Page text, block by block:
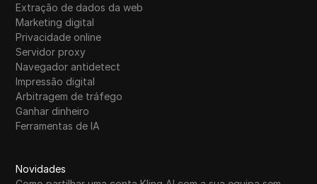
Extração de dados da web
Marketing digital
Privacidade online
Servidor proxy
Navegador antidetect
Impressão digital
Arbitragem de tráfego
Ganhar dinheiro
Ferramentas de IA
Novidades